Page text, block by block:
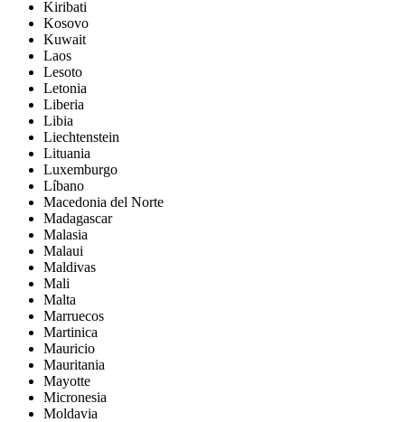
Kiribati
Kosovo
Kuwait
Laos
Lesoto
Letonia
Liberia
Libia
Liechtenstein
Lituania
Luxemburgo
Líbano
Macedonia del Norte
Madagascar
Malasia
Malaui
Maldivas
Mali
Malta
Marruecos
Martinica
Mauricio
Mauritania
Mayotte
Micronesia
Moldavia